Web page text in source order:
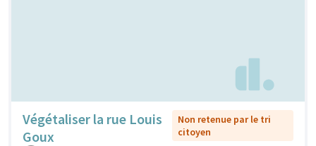
Végétaliser la rue Louis
Goux
Non retenue par le tri
citoyen